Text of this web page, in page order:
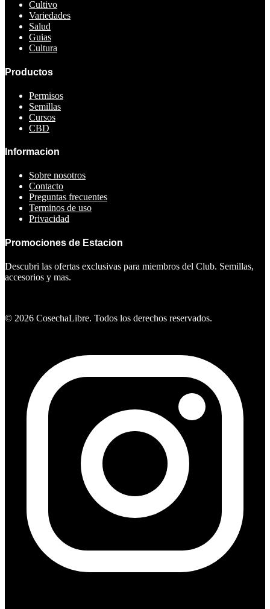
Cultivo
Variedades
Salud
Guias
Cultura
Productos
Permisos
Semillas
Cursos
CBD
Informacion
Sobre nosotros
Contacto
Preguntas frecuentes
Terminos de uso
Privacidad
Promociones de Estacion
Descubri las ofertas exclusivas para miembros del Club. Semillas,
accesorios y mas.
© 2026 CosechaLibre. Todos los derechos reservados.